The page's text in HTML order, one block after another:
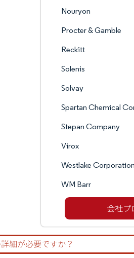
Nouryon
Procter & Gamble
Reckitt
Solenis
Solvay
Spartan Chemical
Stepan Company
Virox
Westlake Corporation
WM Barr